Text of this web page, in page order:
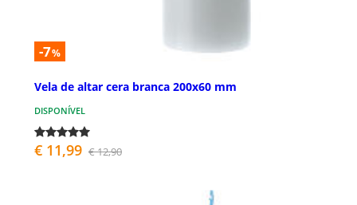
-7%
Vela de altar cera branca 200x60 mm
DISPONÍVEL
€ 11,99 € 12,90